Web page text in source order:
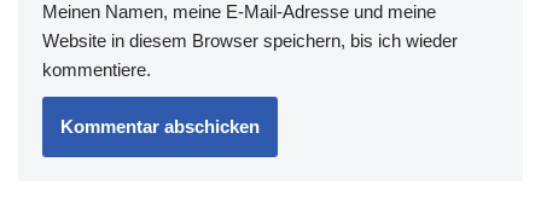
Meinen Namen, meine E-Mail-Adresse und meine
Website in diesem Browser speichern, bis ich wieder
kommentiere.